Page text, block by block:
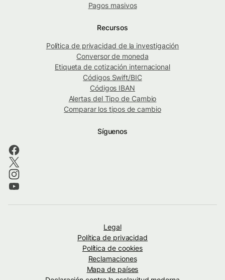
Pagos masivos
Recursos
Política de privacidad de la investigación
Conversor de moneda
Etiqueta de cotización internacional
Códigos Swift/BIC
Códigos IBAN
Alertas del Tipo de Cambio
Comparar los tipos de cambio
Síguenos
Legal
Política de privacidad
Política de cookies
Reclamaciones
Mapa de países